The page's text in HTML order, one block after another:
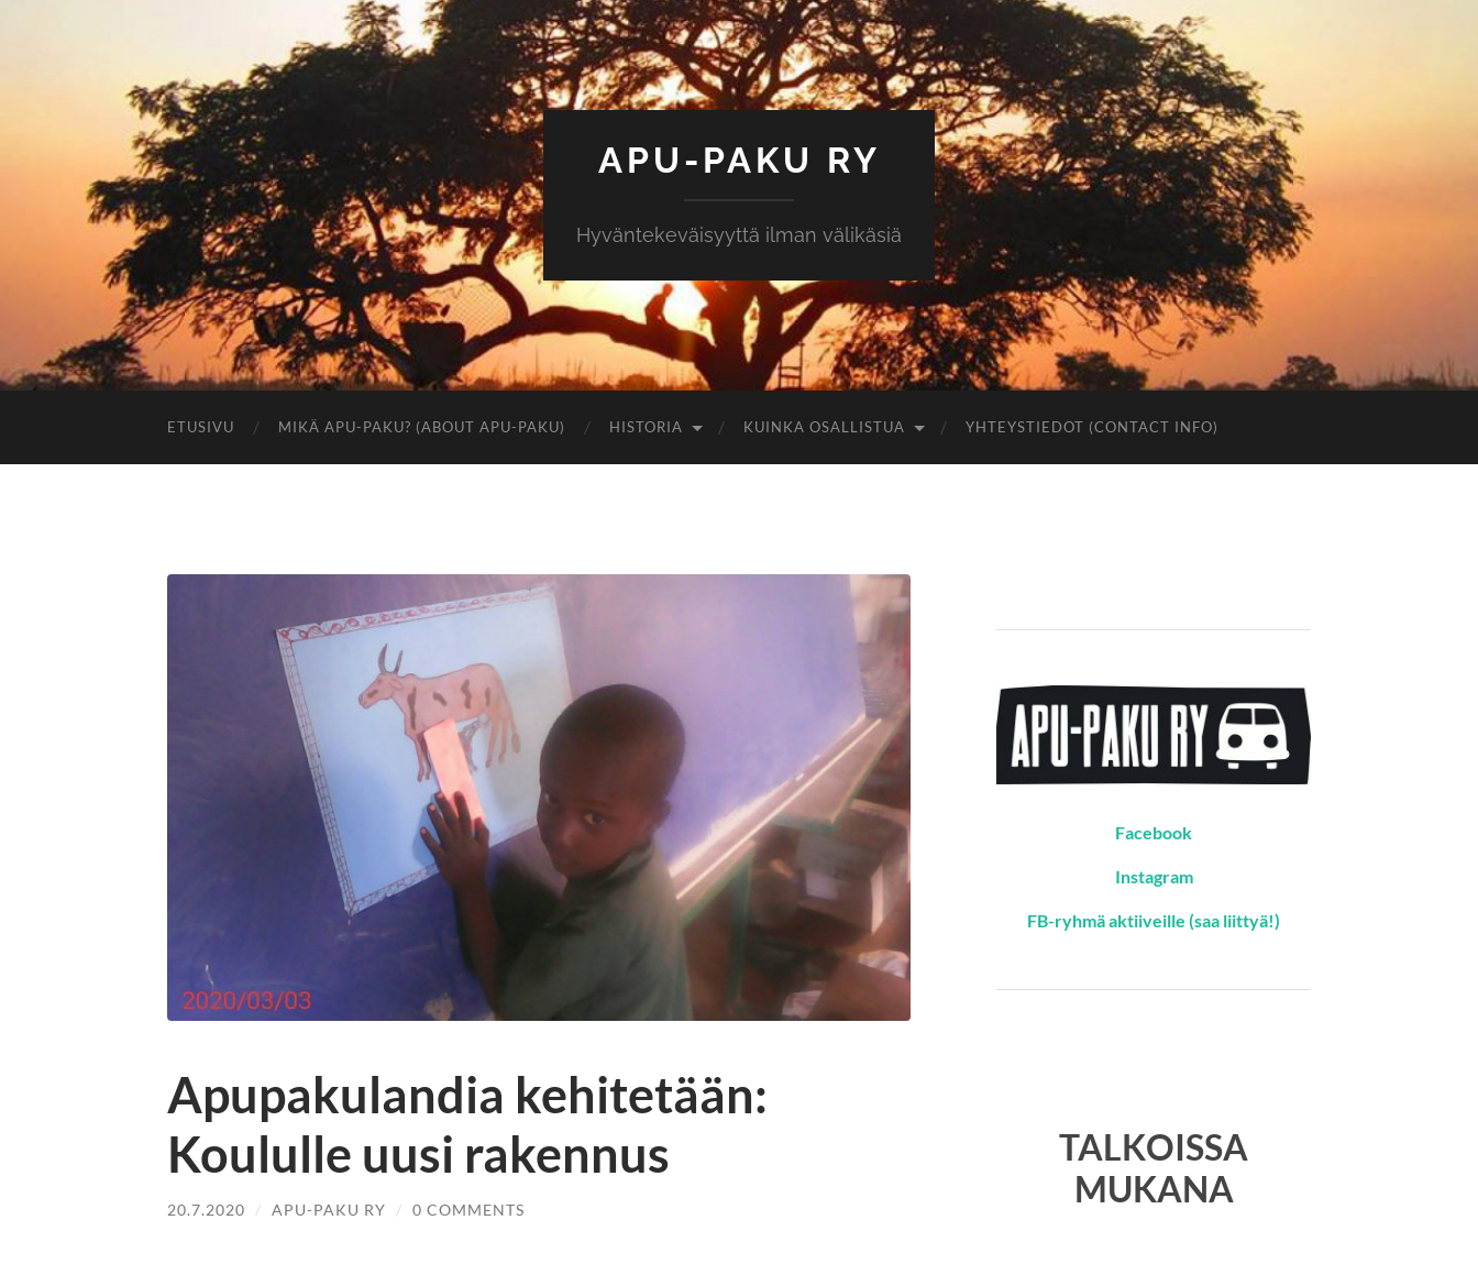
APU-PAKU RY
Hyväntekeväisyyttä ilman välikäsiä
ETUSIVU MIKÄ APU-PAKU? (ABOUT APU-PAKU) HISTORIA KUINKA OSALLISTUA YHTEYSTIEDOT (CONTACT INFO)
Apupakulandia kehitetään:
Koululle uusi rakennus
20.7.2020 / APU-PAKU RY / 0 COMMENTS
Facebook
Instagram
FB-ryhmä aktiiveille (saa liittyä!)
TALKOISSA
MUKANA